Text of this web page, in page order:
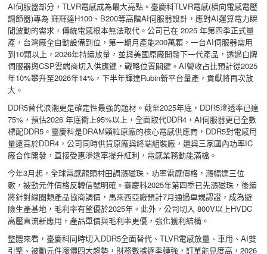
AI伺服器部分，TLVR電感成為最大亮點。臺慶科TLVR電感(橫向電感電壓
調節器)專為 輝輝達H100、B200等高階AI伺服器設計，應對AI運算電力瞬
間波動的需求，傳統電感根本無法取代。公司已在 2025 年第四季正式量
產，台灣廠全自動設備到位，第一期月產能200萬顆，一台AI伺服器需用
到10顆以上，2026年持續放量，並與美國原廠開發下一代產品，透過白牌
伺服器與CSP雲端商切入供應鏈，戰略位置關鍵。AI營收占比預計從2025
年10%攀升至2026年14%，下半年輝達Rubin新平台量產，貢獻將再次放
大。
DDR5替代浪潮更是確定性最強的題材。截至2025年底，DDR5滲透率已達
75%，預估2026 年底衝上95%以上，全面取代DDR4，AI伺服器更已全數
標配DDR5。臺慶科是DRAM顆粒原廠的核心電感供應商，DDR5對電感用
量遠高於DDR4，公司同時供貨原廠與終端組裝廠，還與三家國內功率IC
廠合作開發，直接受惠滲透率提升紅利，電感業務動能滿檔。
今年3月起，全球電感龍頭村田調漲磁珠、功率電感價格，漲幅達三位
數，被動元件價格反轉信號明確。臺慶科2025年第四季已先漲磁珠，後續
將針對線圈類產品協商調價，馬來西亞廠預計7月通過車規認證，成為避
險生產基地，毛利率有望優於2025年。此外，公司切入 800V以上HVDC
高壓直流新應用，產品單價與毛利率更優，強化獲利結構。
整體來看，臺慶科同時切入DDR5全面替代、TLVR電感放量、車用、AI雙
引擎、被動元件漲價四大趨勢，財務數據逐季轉強，訂單能見度高，2026